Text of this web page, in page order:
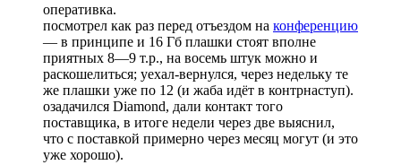
оперативка.
посмотрел как раз перед отъездом на конференцию
— в принципе и 16 Гб плашки стоят вполне
приятных 8—9 т.р., на восемь штук можно и
раскошелиться; уехал-вернулся, через недельку те
же плашки уже по 12 (и жаба идёт в контрнаступ).
озадачился Diamond, дали контакт того
поставщика, в итоге недели через две выяснил,
что с поставкой примерно через месяц могут (и это
уже хорошо).